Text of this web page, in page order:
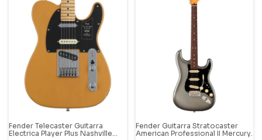
Fender Telecaster Guitarra
Electrica Player Plus Nashville
Fender Guitarra Stratocaster
American Professional II Mercury.